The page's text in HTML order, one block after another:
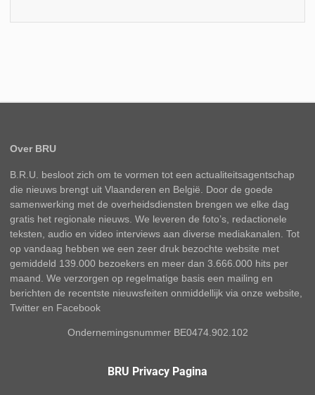
Over BRU
B.R.U. besloot zich om te vormen tot een actualiteitsagentschap
die nieuws brengt uit Vlaanderen en België. Door de goede
samenwerking met de overheidsdiensten brengen we elke dag
gratis het regionale nieuws. We leveren de foto’s, redactionele
teksten, audio en video interviews aan diverse mediakanalen. Tot
op vandaag hebben we een zeer druk bezochte website met
gemiddeld 139.000 bezoekers en meer dan 3.666.000 hits per
maand. We verzorgen op regelmatige basis een mailing en
berichten de recentste nieuwsfeiten onmiddellijk via onze website,
Twitter en Facebook
Ondernemingsnummer BE0474.902.102
BRU Privacy Pagina